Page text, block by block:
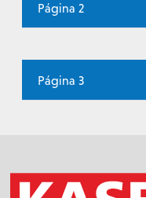
Página 2
Página 3